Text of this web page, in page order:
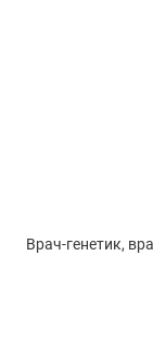
Врач-генетик,